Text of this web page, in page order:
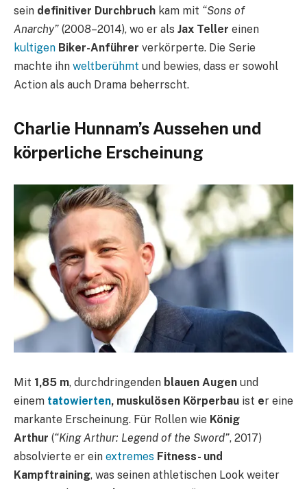
sein definitiver Durchbruch kam mit “Sons of
Anarchy” (2008–2014), wo er als Jax Teller einen
kultigen Biker-Anführer verkörperte. Die Serie
machte ihn weltberühmt und bewies, dass er sowohl
Action als auch Drama beherrscht.
Charlie Hunnam’s Aussehen und
körperliche Erscheinung
Mit 1,85 m, durchdringenden blauen Augen und
einem tatowierten, muskulösen Körperbau ist er eine
markante Erscheinung. Für Rollen wie König
Arthur (“King Arthur: Legend of the Sword”, 2017)
absolvierte er ein extremes Fitness- und
Kampftraining, was seinen athletischen Look weiter